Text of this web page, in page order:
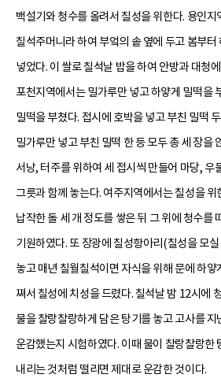
백설기와 청수를 올려서 칠성을 위한다. 용인지
칠석주머니라 하여 부엌의 솥 옆에 두고 봄부터
넣었다. 이 쌀로 칠석날 밥을 하여 안방과 대청
포천지역에서는 밀가루만 넣고 하얗게 밀떡을
밀떡을 부쳤다. 접시에 호박을 넣고 부친 밀떡
밀가루만 넣고 부친 밀떡 한 등 모두 총 세 장을
서낭, 터주를 위하여 세 접시씩 만들어 마당, 우
그릇과 함께 놓는다. 여주지역에서는 칠성을 위
납작한 돌 세 개 정도를 쌓은 뒤 그 위에 청수를
기원하였다. 또 장광에 칠성항아리(칠성을 모
놓고 매년 칠월칠석이면 자식을 위해 문에 하
쪄서 칠성에 치성을 드렸다. 칠석날 밤 12시에
물을 찰랑찰랑하게 담은 탕기를 놓고 고사를
운감했는지 시험하였다. 이때 물이 찰랑찰랑한
내리는 것처럼 떨리면 제대로 운감한 것이다.